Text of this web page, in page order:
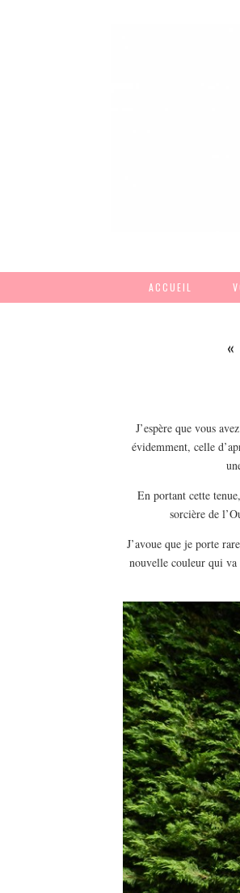
ACCUEIL
«
J’espère que vous
évidemment, celle
En portant cette
sorcière de
J’avoue que je porte
nouvelle couleur qui va